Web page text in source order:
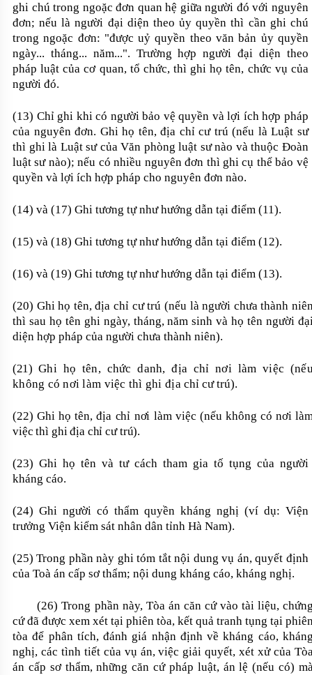
ghi chú trong ngoặc đơn quan hệ giữa người đó với nguyên
đơn; nếu là người đại diện theo ủy quyền thì cần ghi chú
trong ngoặc đơn: "được uỷ quyền theo văn bản ủy quyền
ngày... tháng... năm...". Trường hợp người đại diện theo
pháp luật của cơ quan, tổ chức, thì ghi họ tên, chức vụ của
người đó.
(13) Chỉ ghi khi có người bảo vệ quyền và lợi ích hợp pháp
của nguyên đơn. Ghi họ tên, địa chỉ cư trú (nếu là Luật sư
thì ghi là Luật sư của Văn phòng luật sư nào và thuộc Đoàn
luật sư nào); nếu có nhiều nguyên đơn thì ghi cụ thể bảo vệ
quyền và lợi ích hợp pháp cho nguyên đơn nào.
(14) và (17) Ghi tương tự như hướng dẫn tại điểm (11).
(15) và (18) Ghi tương tự như hướng dẫn tại điểm (12).
(16) và (19) Ghi tương tự như hướng dẫn tại điểm (13).
(20) Ghi họ tên, địa chỉ cư trú (nếu là người chưa thành
thì sau họ tên ghi ngày, tháng, năm sinh và họ tên người
diện hợp pháp của người chưa thành niên).
(21)Ghi họ tên, chức danh, địa chỉ nơi làm việc
không có nơi làm việc thì ghi địachỉ cư trú).
(22) Ghi họ tên, địa chỉ nơi làm việc (nếu không có nơi
việc thì ghi địa chỉ cư trú).
(23) Ghi họ tên và tư cách tham gia tố tụng của người
kháng cáo.
(24) Ghi người có thẩm quyền kháng nghị (ví dụ: Viện
trưởng Viện kiểm sát nhân dân tỉnh Hà Nam).
(25) Trong phần này ghi tóm tắt nội dung vụ án, quyết định
của Toà án cấp sơ thẩm; nội dung kháng cáo, kháng nghị.
(26) Trong phần này, Tòa án căn cứ vào tài liệu,
cứ đã được xem xét tại phiên tòa, kết quả tranh tụng tại
tòa để phân tích, đánh giá nhận định về kháng cáo,
nghị, các tình tiết của vụ án, việc giải quyết, xét xử của
án cấp sơ thẩm, những căn cứ pháp luật, án lệ (nếu có)